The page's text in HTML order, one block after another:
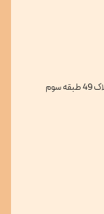
پاسداران انتهای خیابان گل نبی ساختمان ارکیده پلاک 49 طبقه سوم